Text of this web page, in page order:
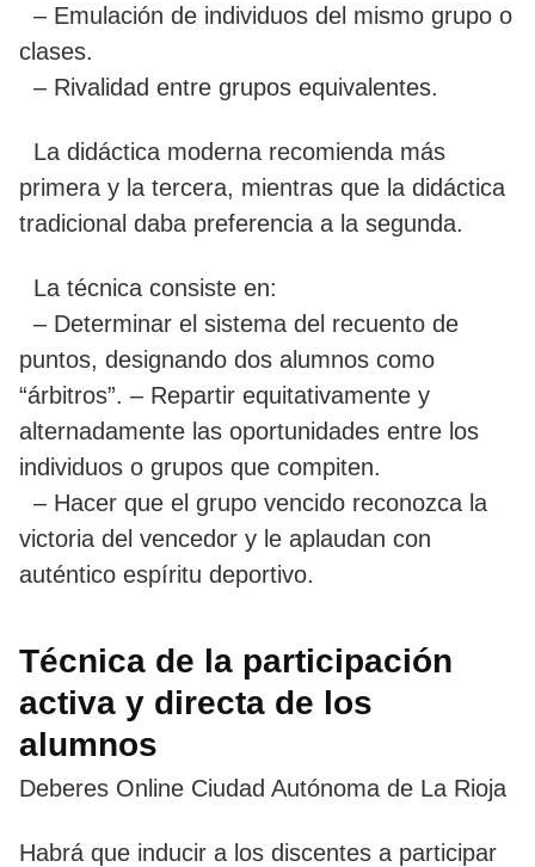
– Emulación de individuos del mismo grupo o
clases.
– Rivalidad entre grupos equivalentes.
La didáctica moderna recomienda más
primera y la tercera, mientras que la didáctica
tradicional daba preferencia a la segunda.
La técnica consiste en:
– Determinar el sistema del recuento de
puntos, designando dos alumnos como
“árbitros”. – Repartir equitativamente y
alternadamente las oportunidades entre los
individuos o grupos que compiten.
– Hacer que el grupo vencido reconozca la
victoria del vencedor y le aplaudan con
auténtico espíritu deportivo.
Técnica de la participación
activa y directa de los
alumnos
Deberes Online Ciudad Autónoma de La Rioja
Habrá que inducir a los discentes a participar